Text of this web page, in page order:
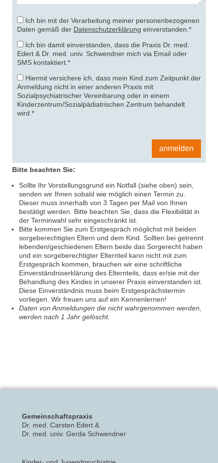
Ich bin mit der Verarbeitung meiner personenbezogenen
Daten gemäß der Datenschutzerklärung einverstanden.*
Ich bin damit einverstanden, dass die Praxis Dr. med.
Edert & Dr. med. univ. Schwendner mich via Email oder
SMS kontaktiert.*
Hiermit versichere ich, dass mein Kind zum Zeitpunkt der
Anmeldung nicht in einer anderen Praxis mit
Sozialpsychiatrischer Vereinbarung oder in einem
Kinderzentrum/Sozialpädiatrischen Zentrum behandelt
wird.*
leer.
Bitte beachten Sie:
Sollte Ihr Vorstellungsgrund ein Notfall (siehe oben) sein,
senden wir Ihnen sobald wie möglich einen Termin zu.
Dieser muss innerhalb von 3 Tagen per Mail von Ihnen
bestätigt werden. Bitte beachten Sie, dass die Flexibilität in
der Terminwahl sehr eingeschränkt ist.
Bitte kommen Sie zum Erstgespräch möglichst mit beiden
sorgeberechtigten Eltern und dem Kind. Sollten bei getrennt
lebenden/geschiedenen Eltern beide das Sorgerecht haben
und ein sorgeberechtigter Elternteil kann nicht mit zum
Erstgespräch kommen, brauchen wir eine schriftliche
Einverständniserklärung des Elternteils, dass er/sie mit der
Behandlung des Kindes in unserer Praxis einverstanden ist.
Diese Einverständnis muss beim Erstgesprächstermin
vorliegen. Wir freuen uns auf ein Kennenlernen!
Daten von Anmeldungen die nicht wahrgenommen werden,
werden nach 1 Jahr gelöscht.
Gemeinschaftspraxis
Dr. med. Carsten Edert &
Dr. med. univ. Gerda Schwendner